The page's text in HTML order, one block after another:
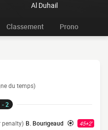
Al Duhail
Classement Prono
du temps)
- 2
45+2'
B. Bourigeaud
penalty)